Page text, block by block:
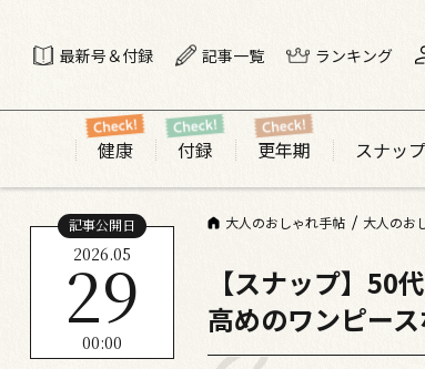
最新号＆付録 記事一覧 ランキング
健康 付録 更年期 スナップ
大人のおしゃれ手帖 大人のお
記事公開日
2026.05
29
00:00
【スナップ】50
高めのワンピー